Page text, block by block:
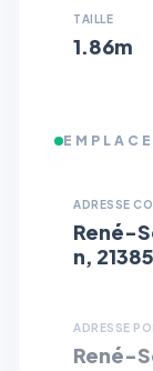
TAILLE
1.86m
ADRESSE
René-
n, 21385
ADRESSE
René-